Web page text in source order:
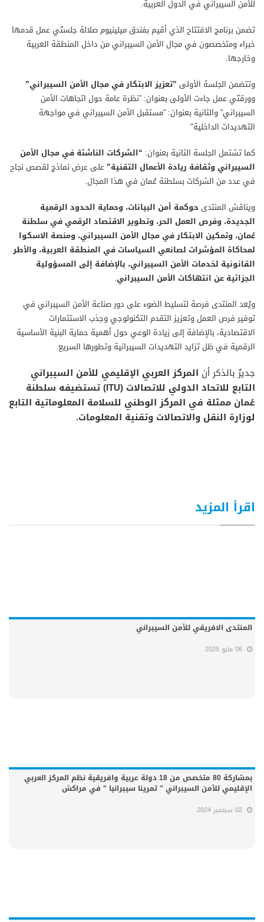
للأمن السيبراني في الدول العربية.
تضمن برنامج الافتتاح الذي أقيم بفندق ميلينيوم صلالة جلستَي عمل قدمها
خبراء ومتخصصون في مجال الأمن السيبراني من داخل المنطقة العربية
وخارجها.
وتتضمن الجلسة الأولى ”تعزيز الابتكار في مجال الأمن السيبراني”
وورقتَي عمل جاءت الأولى بعنوان: ”نظرة عامة حول اتجاهات الأمن
السيبراني” والثانية بعنوان: ”مستقبل الأمن السيبراني في مواجهة
التهديدات الداخلية"
كما تشتمل الجلسة الثانية بعنوان: “الشركات الناشئة في مجال الأمن
السيبراني وثقافة ريادة الأعمال التقنية” على عرض نماذج لقصص نجاح
في عدد من الشركات بسلطنة عُمان في هذا المجال.
ويناقش المنتدى حوكمة أمن البيانات، وحماية الحدود الرقمية
الجديدة، وفرص العمل الحر، وتطوير الاقتصاد الرقمي في سلطنة
عُمان، وتمكين الابتكار في مجال الأمن السيبراني، ومنصة الاسكوا
لمحاكاة المؤشرات لصانعي السياسات في المنطقة العربية، والأطر
القانونية لخدمات الأمن السيبراني، بالإضافة إلى المسؤولية
الجزائية عن انتهاكات الأمن السيبراني.
ويُعد المنتدى فرصة لتسليط الضوء على دور صناعة الأمن السيبراني في
توفير فرص العمل وتعزيز التقدم التكنولوجي وجذب الاستثمارات
الاقتصادية، بالإضافة إلى زيادة الوعي حول أهمية حماية البنية الأساسية
الرقمية في ظل تزايد التهديدات السيبرانية وتطورها السريع.
جديرٌ بالذكر أن المركز العربي الإقليمي للأمن السيبراني
التابع للاتحاد الدولي للاتصالات
(ITU) تستضيفه سلطنة
عُمان ممثلة في المركز الوطني للسلامة المعلوماتية التابع
لوزارة النقل والاتصالات وتقنية المعلومات.
اقرأ المزيد
المنتدى الافريقي للأمن السيبراني
06 مايو 2025
بمشاركة 80 متخصص من 18 دولة عربية وافريقية نظم المركز العربي
الإقليمي للأمن السيبراني " تمرينا سيبرانيا " في مراكش
02 سبتمبر 2024